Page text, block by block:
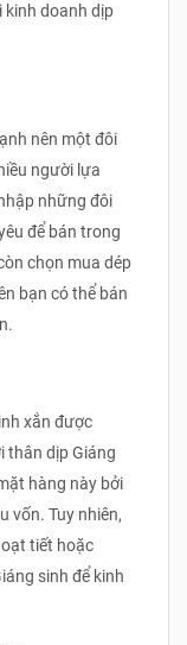
kinh doanh dịp
nên một đôi
người lựa
những đôi
để bán trong
chọn mua dép
bạn có thể bán
xắn được
thân dịp Giáng
hàng này bởi
vốn. Tuy nhiên,
tiết hoặc
sinh để kinh